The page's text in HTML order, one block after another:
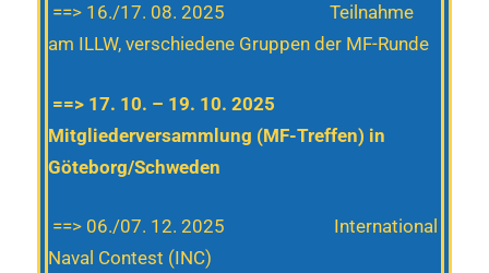
==> 16./17. 08. 2025 Teilnahme
am ILLW, verschiedene Gruppen der MF-Runde
==> 17. 10. – 19. 10. 2025
Mitgliederversammlung (MF-Treffen) in
Göteborg/Schweden
==> 06./07. 12. 2025 International
Naval Contest (INC)